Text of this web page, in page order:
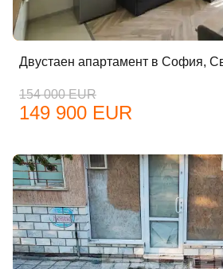
Двустаен апартамент в София,
154 000 EUR
149 900 EUR